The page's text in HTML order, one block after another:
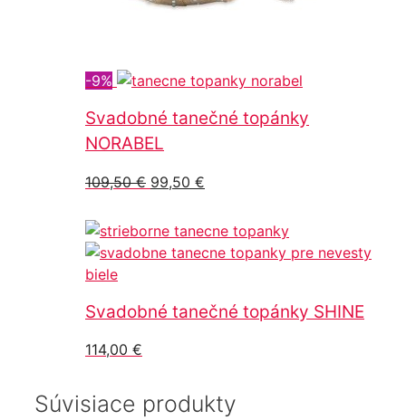
-9%
Svadobné tanečné topánky
NORABEL
109,50€ Pôvodná
bola:
109,50 €.
99,50 €
je:
99,50 €.
Svadobné tanečné topánky SHINE
114,00 €
Súvisiace produkty